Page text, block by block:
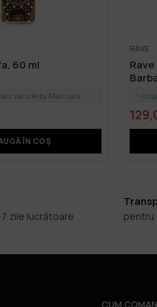
60 ml
Vanille by Mancera
ÎN COȘ
RAVE
zile lucrătoare pentru
CUM